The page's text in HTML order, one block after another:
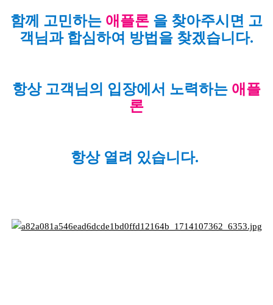
함께 고민하는 애플론 을 찾아주시면 고
객님과 합심하여 방법을 찾겠습니다.
항상 고객님의 입장에서 노력하는 애플
론
항상 열려 있습니다.